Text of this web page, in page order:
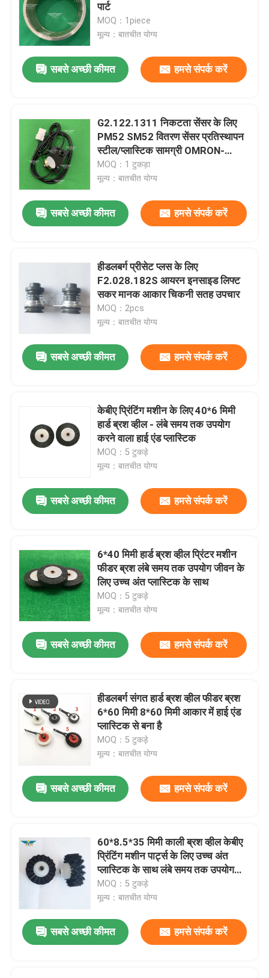
उत्पादों
हमारे बारे में
कारखाने का दौरा
हमसे संपर्क करें
समाचार
मामले
ऑफसेट प्रिंटिंग पार्ट्स
हीडलबर्ग प्रिंटिंग मशीन के पुर्जे
मुलर मार्टिनी स्पेयर पार्ट्स
सक्शन बेल्ट
हीडलबर्ग मोटर्स
Wash Up Blades
ऑफसेट मशीन स्पेयर पार्ट्स
प्रिंटिंग मशीन असर
ऑफसेट प्रेस पार्ट्स
ऑफसेट प्रिंटिंग पुर्जों
तह मशीन स्पेयर पार्ट्स
इंक डक्ट एंड ब्लॉक
पार्ट
MOQ：1piece
मूल्य：बातचीत योग्य
सबसे अच्छी कीमत हमसे संपर्क करें
G2.122.1311 निकटता सेंसर के लिए
PM52 SM52 वितरण सेंसर प्रतिस्थापन
स्टील/प्लास्टिक सामग्री OMRON-
E2Ex5ME1
MOQ：1 टुकड़ा
मूल्य：बातचीत योग्य
सबसे अच्छी कीमत हमसे संपर्क करें
हीडलबर्ग प्रीसेट प्लस के लिए
F2.028.182S आयरन इनसाइड लिफ्ट
सकर मानक आकार चिकनी सतह उपचार
MOQ：2pcs
मूल्य：बातचीत योग्य
सबसे अच्छी कीमत हमसे संपर्क करें
केबीए प्रिंटिंग मशीन के लिए 40*6 मिमी
हार्ड ब्रश व्हील - लंबे समय तक उपयोग
करने वाला हाई एंड प्लास्टिक
MOQ：5 टुकड़े
मूल्य：बातचीत योग्य
सबसे अच्छी कीमत हमसे संपर्क करें
6*40 मिमी हार्ड ब्रश व्हील प्रिंटर मशीन
फीडर ब्रश लंबे समय तक उपयोग जीवन के
लिए उच्च अंत प्लास्टिक के साथ
MOQ：5 टुकड़े
मूल्य：बातचीत योग्य
सबसे अच्छी कीमत हमसे संपर्क करें
हीडलबर्ग संगत हार्ड ब्रश व्हील फीडर ब्रश
6*60 मिमी 8*60 मिमी आकार में हाई एंड
प्लास्टिक से बना है
MOQ：5 टुकड़े
मूल्य：बातचीत योग्य
सबसे अच्छी कीमत हमसे संपर्क करें
60*8.5*35 मिमी काली ब्रश व्हील केबीए
प्रिंटिंग मशीन पार्ट्स के लिए उच्च अंत
प्लास्टिक के साथ लंबे समय तक उपयोग
जीवन के साथ
MOQ：5 टुकड़े
मूल्य：बातचीत योग्य
सबसे अच्छी कीमत हमसे संपर्क करें